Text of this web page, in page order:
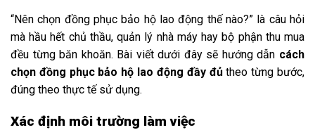
“Nên chọn đồng phục bảo hộ lao động thế nào?” là câu hỏi
mà hầu hết chủ thầu, quản lý nhà máy hay bộ phận thu mua
đều từng băn khoăn. Bài viết dưới đây sẽ hướng dẫn cách
chọn đồng phục bảo hộ lao động đầy đủtheo từng bước,
đúng theo thực tế sử dụng.
Xác định môi trường làm việc